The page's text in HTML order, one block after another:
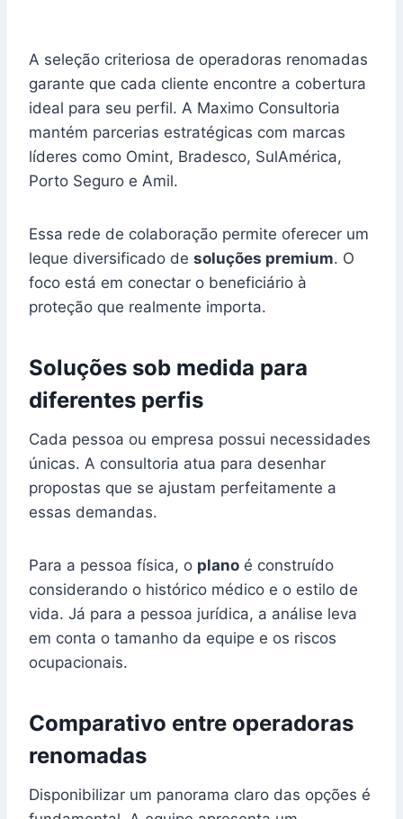
A seleção criteriosa de operadoras renomadas
garante que cada cliente encontre a cobertura
ideal para seu perfil. A Maximo Consultoria
mantém parcerias estratégicas com marcas
líderes como Omint, Bradesco, SulAmérica,
Porto Seguro e Amil.
Essa rede de colaboração permite oferecer um
leque diversificado de soluções premium. O
foco está em conectar o beneficiário à
proteção que realmente importa.
Soluções sob medida para
diferentes perfis
Cada pessoa ou empresa possui necessidades
únicas. A consultoria atua para desenhar
propostas que se ajustam perfeitamente a
essas demandas.
Para a pessoa física, o plano é construído
considerando o histórico médico e o estilo de
vida. Já para a pessoa jurídica, a análise leva
em conta o tamanho da equipe e os riscos
ocupacionais.
Comparativo entre operadoras
renomadas
Disponibilizar um panorama claro das opções é